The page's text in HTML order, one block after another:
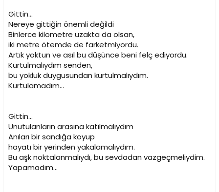
Gittin...
Nereye gittiğin önemli değildi
Binlerce kilometre uzakta da olsan,
iki metre ötemde de farketmiyordu.
Artık yoktun ve asıl bu düşünce beni felç ediyordu.
Kurtulmalıydım senden,
bu yokluk duygusundan kurtulmalıydım.
Kurtulamadım...
Gittin...
Unutulanların arasına katılmalıydım
Anıları bir sandığa koyup
hayatı bir yerinden yakalamalıydım.
Bu aşk noktalanmalıydı, bu sevdadan vazgeçmeliydim.
Yapamadım...